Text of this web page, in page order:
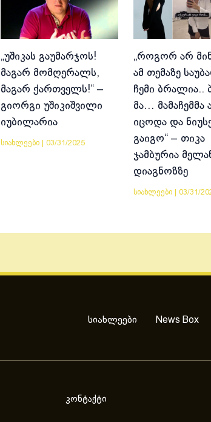
„უშიკას გაუმარჯოს!
მაგარ მომღერალს,
მაგარ ქართველს!“ –
გიორგი უშიკიშვილი
იუბილარია
სიახლეები |03/31/2025
„როგორ არ
ამ თემაზე
ჩემი ბრალია..
მა… მამაჩემმა
იცოდა და
გაიგო“ – თიკა
ჯამბურია
დიაგნოზზე
სიახლეები| 03/31/
სიახლეები News Box
კონტაქტი